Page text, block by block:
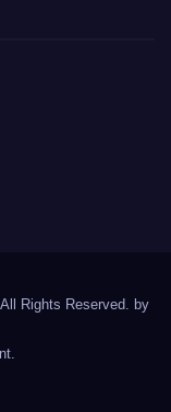
Rights Reserved. by